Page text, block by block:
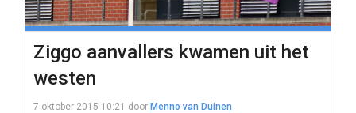
Ziggo aanvallers kwamen uit het
westen
7 oktober 2015 10:21 door Menno van Duinen